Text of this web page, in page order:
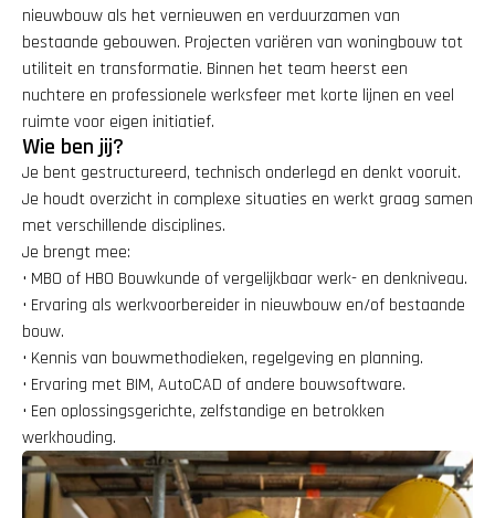
nieuwbouw als het vernieuwen en verduurzamen van
bestaande gebouwen. Projecten variëren van woningbouw tot
utiliteit en transformatie. Binnen het team heerst een
nuchtere en professionele werksfeer met korte lijnen en veel
ruimte voor eigen initiatief.
Wie ben jij?
Je bent gestructureerd, technisch onderlegd en denkt vooruit.
Je houdt overzicht in complexe situaties en werkt graag samen
met verschillende disciplines.
Je brengt mee:
• MBO of HBO Bouwkunde of vergelijkbaar werk- en denkniveau.
• Ervaring als werkvoorbereider in nieuwbouw en/of bestaande
bouw.
• Kennis van bouwmethodieken, regelgeving en planning.
• Ervaring met BIM, AutoCAD of andere bouwsoftware.
• Een oplossingsgerichte, zelfstandige en betrokken
werkhouding.